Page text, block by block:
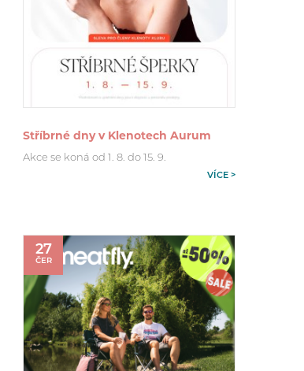
Stříbrné dny v Klenotech Aurum
Akce se koná od 1. 8. do 15. 9.
VÍCE >
27
ČER